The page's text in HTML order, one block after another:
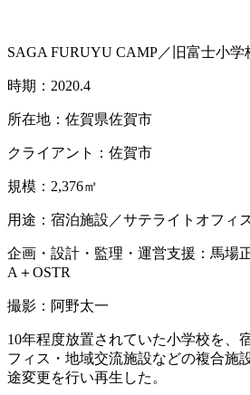
SAGA FURUYU CAMP／旧富士小学
時期：2020.4
所在地：佐賀県佐賀市
クライアント：佐賀市
規模：2,376㎡
用途：宿泊施設／サテライトオフィ
企画・設計・監理・運営支援：馬場
A＋OSTR
撮影：阿野太一
10年程度放置されていた小学校を、
フィス・地域交流施設などの複合施
途変更を行い再生した。